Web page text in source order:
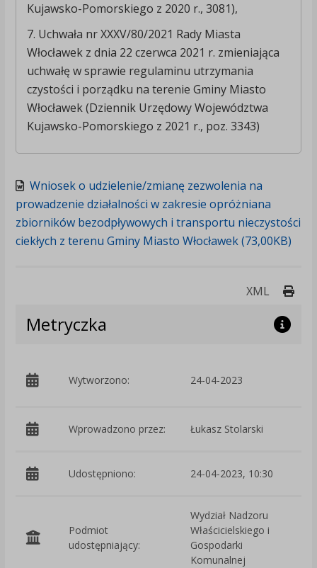
Kujawsko-Pomorskiego z 2020 r., 3081),
7. Uchwała nr XXXV/80/2021 Rady Miasta
Włocławek z dnia 22 czerwca 2021 r. zmieniająca
uchwałę w sprawie regulaminu utrzymania
czystości i porządku na terenie Gminy Miasto
Włocławek (Dziennik Urzędowy Województwa
Kujawsko-Pomorskiego z 2021 r., poz. 3343)
Wniosek o udzielenie/zmianę zezwolenia na
prowadzenie działalności w zakresie opróżniana
zbiorników bezodpływowych i transportu nieczystości
ciekłych z terenu Gminy Miasto Włocławek (73,00KB)
XML
Metryczka
Wytworzono: 24-04-2023
Wprowadzono przez: Łukasz Stolarski
Udostępniono: 24-04-2023, 10:30
Podmiot
udostępniający:
Wydział Nadzoru
Właścicielskiego i
Gospodarki
Komunalnej